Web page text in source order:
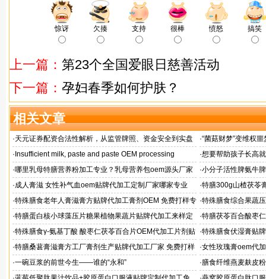
惊讶 欠揍 支持 很棒 愤怒 搞笑
上一篇： 第23个全国爱眼日慈善活动
下一篇： 孕妇春季如何护肤？
相关文章
·天元证券配资合法性解析，从监管牌照、资金安全到实盘
交易总结
·“菌菇财梦”变维权噩
· Insufficient milk, paste and paste OEM processing ·想要帮助孩子长高
工厂？
·哪里乳母特膳营养粉加工专业？乳母营养包oem源头厂家 ·小分子活性脾氨牛
格
·成人膏滋 女性补气血oem贴牌代加工定制厂家哪家专业 ·特膳300g山楂茯苓
厂
·特殊膳食老年人膏滋膏方贴牌代加工膏剂OEM 免费打样专
家配方
·特殊膳食综合果蔬
家
·特膳蛋白核小球藻压片糖果植物果蔬片贴牌代加工来样定
制厂
·特膳茯苓百合酸枣
定制
·特殊膳食γ-氨基丁酸 酸枣仁茯苓百合片OEM代加工片剂贴
牌
·特殊膳食伏湿膏贴
·特膳桑葚膏滋膏方工厂膏剂生产贴牌代加工厂家 免费打样 ·女性玫瑰膏oem代
状膏滋定制
·一碗豆浆的前世今生——谁的“永和” ·膳食纤维燕麦麸皮